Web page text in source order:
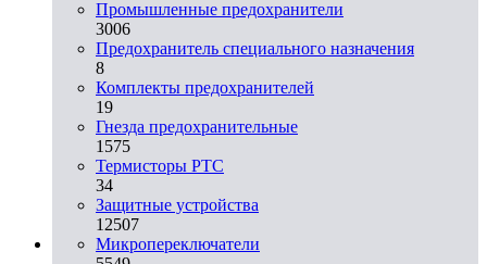
Промышленные предохранители
3006
Предохранитель специального назначения
8
Комплекты предохранителей
19
Гнезда предохранительные
1575
Термисторы PTC
34
Защитные устройства
12507
Микропереключатели